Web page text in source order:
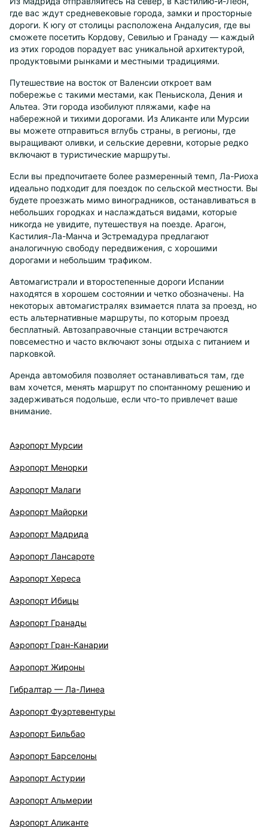
где вас ждут средневековые города, замки и просторные
дороги. К югу от столицы расположена Андалусия, где вы
сможете посетить Кордову, Севилью и Гранаду — каждый
из этих городов порадует вас уникальной архитектурой,
продуктовыми рынками и местными традициями.
Путешествие на восток от Валенсии откроет вам
побережье с такими местами, как Пеньискола, Дения и
Альтеа. Эти города изобилуют пляжами, кафе на
набережной и тихими дорогами. Из Аликанте или Мурсии
вы можете отправиться вглубь страны, в регионы, где
выращивают оливки, и сельские деревни, которые редко
включают в туристические маршруты.
Если вы предпочитаете более размеренный темп, Ла-Риоха
идеально подходит для поездок по сельской местности. Вы
будете проезжать мимо виноградников, останавливаться в
небольших городках и наслаждаться видами, которые
никогда не увидите, путешествуя на поезде. Арагон,
Кастилия-Ла-Манча и Эстремадура предлагают
аналогичную свободу передвижения, с хорошими
дорогами и небольшим трафиком.
Автомагистрали и второстепенные дороги Испании
находятся в хорошем состоянии и четко обозначены. На
некоторых автомагистралях взимается плата за проезд, но
есть альтернативные маршруты, по которым проезд
бесплатный. Автозаправочные станции встречаются
повсеместно и часто включают зоны отдыха с питанием и
парковкой.
Аренда автомобиля позволяет останавливаться там, где
вам хочется, менять маршрут по спонтанному решению и
задерживаться подольше, если что-то привлечет ваше
внимание.
Аэропорт Мурсии
Аэропорт Менорки
Аэропорт Малаги
Аэропорт Майорки
Аэропорт Мадрида
Аэропорт Лансароте
Аэропорт Хереса
Аэропорт Ибицы
Аэропорт Гранады
Аэропорт Гран-Канарии
Аэропорт Жироны
Гибралтар — Ла-Линеа
Аэропорт Фуэртевентуры
Аэропорт Бильбао
Аэропорт Барселоны
Аэропорт Астурии
Аэропорт Альмерии
Аэропорт Аликанте